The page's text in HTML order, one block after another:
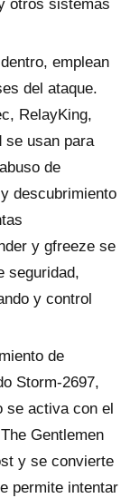
otros sistemas
emplean
del ataque.
RelayKing,
se usan para
de
descubrimiento
y gfreeze se
seguridad,
y control
de
Storm-2697,
se activa con el
Gentlemen
y se convierte
permite intentar